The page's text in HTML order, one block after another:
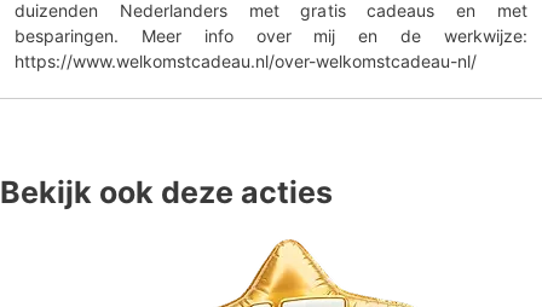
duizenden Nederlanders met gratis cadeaus en met
besparingen. Meer info over mij en de werkwijze:
https://www.welkomstcadeau.nl/over-welkomstcadeau-nl/
Bekijk ook deze acties